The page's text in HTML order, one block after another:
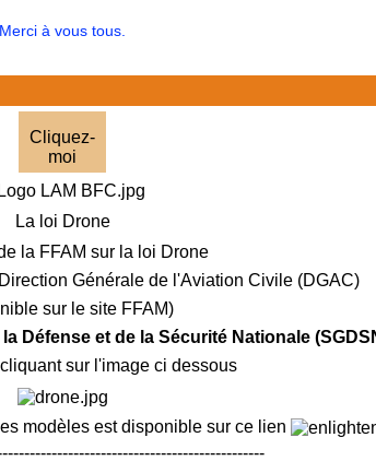
Merci à vous tous.
Cliquez-
moi
La loi Drone
la FFAM sur la loi Drone
Générale de l'Aviation Civile (DGAC)
sur le site FFAM)
Défense et de la Sécurité Nationale
sur l'image ci dessous
modèles est disponible sur ce lien